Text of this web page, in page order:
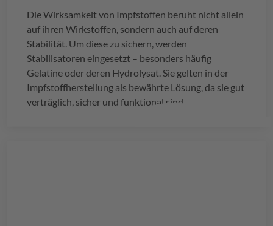
Die Wirksamkeit von Impfstoffen beruht nicht allein
auf ihren Wirkstoffen, sondern auch auf deren
Stabilität. Um diese zu sichern, werden
Stabilisatoren eingesetzt – besonders häufig
Gelatine oder deren Hydrolysat. Sie gelten in der
Impfstoffherstellung als bewährte Lösung, da sie gut
verträglich, sicher und funktional sind.